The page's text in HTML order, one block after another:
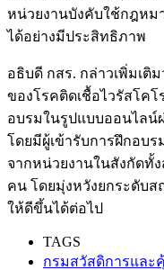
หน่วยงานบังคับใช้กฎหม
ได้อย่างมีประสิทธิภาพ
อธิบดี กสร. กล่าวเพิ่มเติ
ของโรคติดเชื้อไวรัสโคโ
อบรมในรูปแบบออนไลน์ผ่
โดยมีผู้เข้ารับการฝึกอบ
จากหน่วยงานในสังกัดทั้
คน โดยมุ่งหวังยกระดับ
ให้ดีขึ้นได้ต่อไป
TAGS
กรมสวัสดิการและ